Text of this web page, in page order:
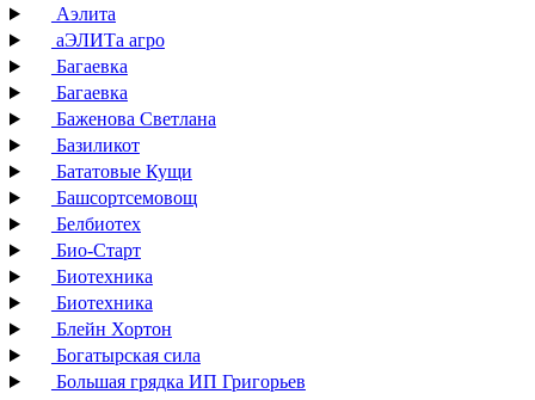
Аэлита
аЭЛИТа агро
Багаевка
Багаевка
Баженова Светлана
Базиликот
Бататовые Кущи
Башсортсемовощ
Белбиотех
Био-Старт
Биотехника
Биотехника
Блейн Хортон
Богатырская сила
Большая грядка ИП Григорьев